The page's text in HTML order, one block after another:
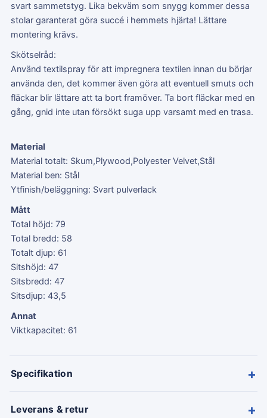
svart sammetstyg. Lika bekväm som snygg kommer dessa
stolar garanterat göra succé i hemmets hjärta! Lättare
montering krävs.
Skötselråd:
Använd textilspray för att impregnera textilen innan du börjar
använda den, det kommer även göra att eventuell smuts och
fläckar blir lättare att ta bort framöver. Ta bort fläckar med en
gång, gnid inte utan försökt suga upp varsamt med en trasa.
Material
Material totalt: Skum,Plywood,Polyester Velvet,Stål
Material ben: Stål
Ytfinish/beläggning: Svart pulverlack
Mått
Total höjd: 79
Total bredd: 58
Totalt djup: 61
Sitshöjd: 47
Sitsbredd: 47
Sitsdjup: 43,5
Annat
Viktkapacitet: 61
Specifikation +
Leverans & retur +